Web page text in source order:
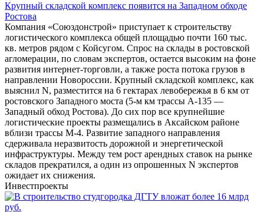
Крупный складской комплекс появится на Западном обходе
Ростова
Компания «Союздонстрой» приступает к строительству
логистического комплекса общей площадью почти 160 тыс.
кв. метров рядом с Койсугом. Спрос на склады в ростовской
агломерации, по словам экспертов, остается высоким на фоне
развития интернет-торговли, а также роста потока грузов в
направлении Новороссии. Крупный складской комплекс, как
выяснил N, разместится на 6 гектарах левобережья в 6 км от
ростовского Западного моста (5-м км трассы А-135 ―
Западный обход Ростова). До сих пор все крупнейшие
логистические проекты размещались в Аксайском районе
вблизи трассы М-4. Развитие западного направления
сдерживала неразвитость дорожной и энергетической
инфраструктуры. Между тем рост арендных ставок на рынке
складов прекратился, а один из опрошенных N экспертов
ожидает их снижения.
Инвестпроекты